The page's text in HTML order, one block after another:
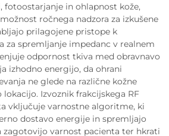
fotoostarjanje in ohlapnost kože,
ročnega nadzora za izkušene
prilagojene pristope k
za spremljanje impedanc v realnem
odpornost tkiva med obravnavo
izhodno energijo, da ohrani
ne glede na različne kožne
Izvoznik frakcijskega RF
vključuje varnostne algoritme, ki
dostavo energije in spremljajo
zagotovijo varnost pacienta ter hkrati